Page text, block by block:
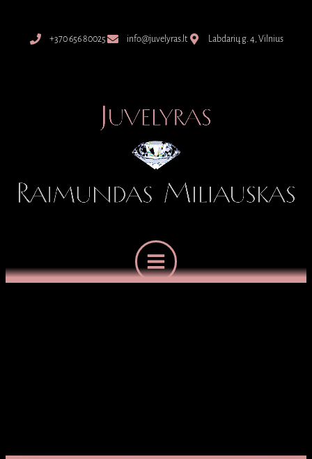
+370 656 80025 info@juvelyras.lt Labdarių g. 4, Vilnius